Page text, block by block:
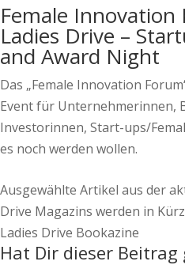
Female
Ladies Drive –
and Award Night
Das „Female Innovation
Event für Unternehmerinnen,
Investorinnen, Start-ups/
es noch werden wollen.
Ausgewählte Artikel aus der
Drive Magazins werden in
Ladies Drive Bookazine
Hat Dir dieser Beitrag